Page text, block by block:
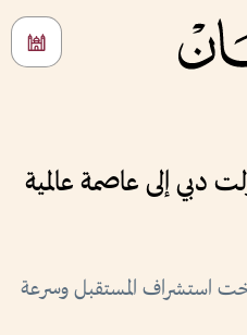
إلى عاصمة عالمية
استشراف المستقبل وسرعة